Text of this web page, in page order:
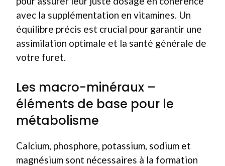
avec la supplémentation en vitamines. Un
équilibre précis est crucial pour garantir une
assimilation optimale et la santé générale de
votre furet.
Les macro-minéraux –
éléments de base pour le
métabolisme
Calcium, phosphore, potassium, sodium et
magnésium sont nécessaires à la formation